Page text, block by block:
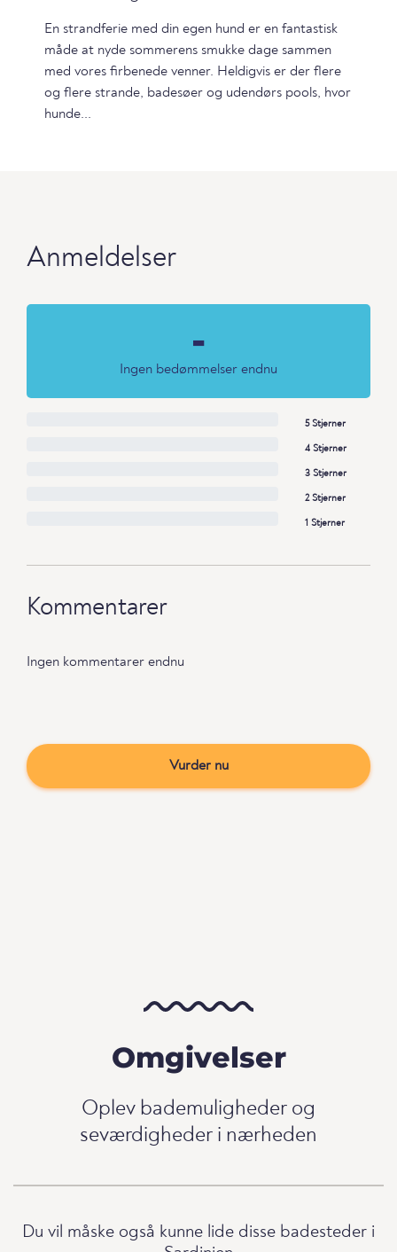
En strandferie med din egen hund er en fantastisk
måde at nyde sommerens smukke dage sammen
med vores firbenede venner. Heldigvis er der flere
og flere strande, badesøer og udendørs pools, hvor
hunde...
Anmeldelser
-
Ingen bedømmelser endnu
5 Stjerner
4 Stjerner
3 Stjerner
2 Stjerner
1 Stjerner
Kommentarer
Ingen kommentarer endnu
Vurder nu
Omgivelser
Oplev bademuligheder og
seværdigheder i nærheden
Du vil måske også kunne lide disse badesteder i